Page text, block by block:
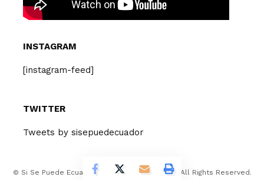
INSTAGRAM
[instagram-feed]
TWITTER
Tweets by sisepuedecuador
© Si Se Puede Ecuador Design Company 2026. All Rights Reserved.